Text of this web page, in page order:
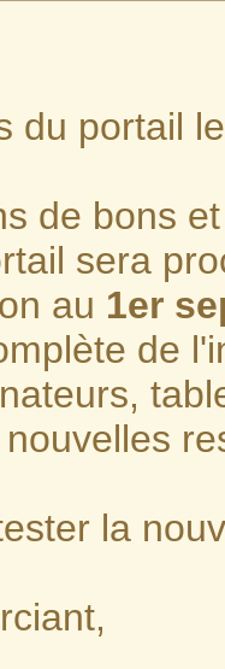
du portail
de bons
sera
au 1er
de
la